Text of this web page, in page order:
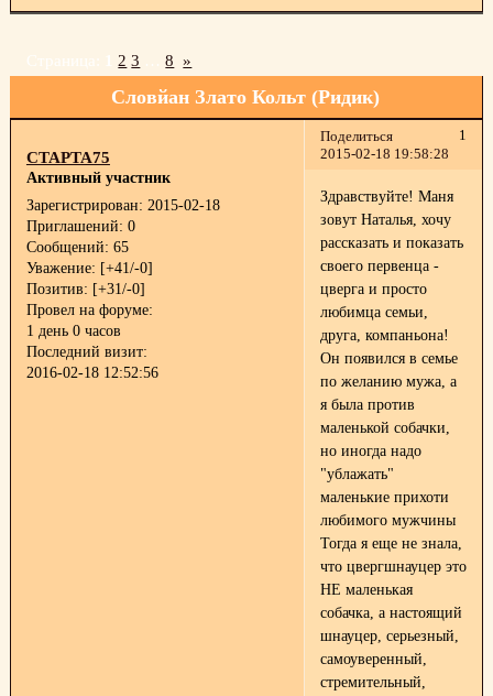
Словйан Злато Кольт (Ридик)
Страница: 1 2 3 … 8 »
Поделиться
1
2015-02-18 19:58:28
СТАРТА75
Активный участник
Зарегистрирован: 2015-02-18
Приглашений: 0
Сообщений: 65
Уважение: [+41/-0]
Позитив: [+31/-0]
Провел на форуме:
1 день 0 часов
Последний визит:
2016-02-18 12:52:56
Здравствуйте! Маня
зовут Наталья, хочу
рассказать и показать
своего первенца -
цверга и просто
любимца семьи,
друга, компаньона!
Он появился в семье
по желанию мужа, а
я была против
маленькой собачки,
но иногда надо
"ублажать"
маленькие прихоти
любимого мужчины
Тогда я еще не знала,
что цвергшнауцер это
НЕ маленькая
собачка, а настоящий
шнауцер, серьезный,
самоуверенный,
стремительный,